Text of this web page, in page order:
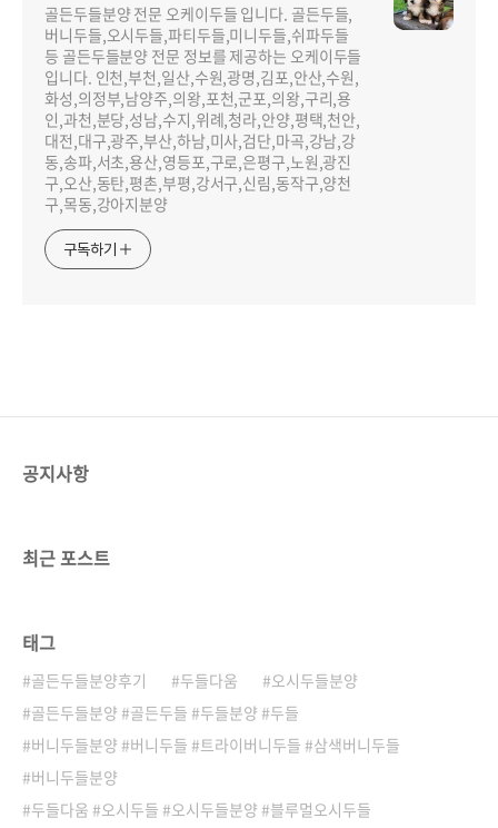
골든두들분양 전문 오케이두들 입니다. 골든두들,
버니두들,오시두들,파티두들,미니두들,쉬파두들
등 골든두들분양 전문 정보를 제공하는 오케이두들
입니다. 인천,부천,일산,수원,광명,김포,안산,수원,
화성,의정부,남양주,의왕,포천,군포,의왕,구리,용
인,과천,분당,성남,수지,위례,청라,안양,평택,천안,
대전,대구,광주,부산,하남,미사,검단,마곡,강남,강
동,송파,서초,용산,영등포,구로,은평구,노원,광진
구,오산,동탄,평촌,부평,강서구,신림,동작구,양천
구,목동,강아지분양
구독하기
공지사항
최근 포스트
태그
골든두들분양후기 두들다움
오시두들분양
골든두들분양 #골든두들 #두들분양 #두들
버니두들분양 #버니두들 #트라이버니두들 #삼색버니두들
버니두들분양
두들다움 #오시두들 #오시두들분양 #블루멀오시두들